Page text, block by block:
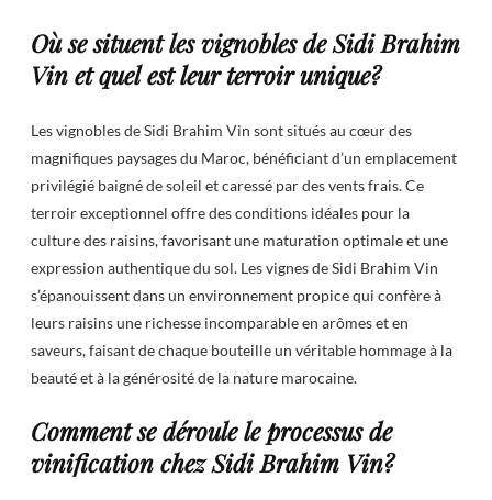
Où se situent les vignobles de Sidi Brahim
Vin et quel est leur terroir unique?
Les vignobles de Sidi Brahim Vin sont situés au cœur des
magnifiques paysages du Maroc, bénéficiant d’un emplacement
privilégié baigné de soleil et caressé par des vents frais. Ce
terroir exceptionnel offre des conditions idéales pour la
culture des raisins, favorisant une maturation optimale et une
expression authentique du sol. Les vignes de Sidi Brahim Vin
s’épanouissent dans un environnement propice qui confère à
leurs raisins une richesse incomparable en arômes et en
saveurs, faisant de chaque bouteille un véritable hommage à la
beauté et à la générosité de la nature marocaine.
Comment se déroule le processus de
vinification chez Sidi Brahim Vin?